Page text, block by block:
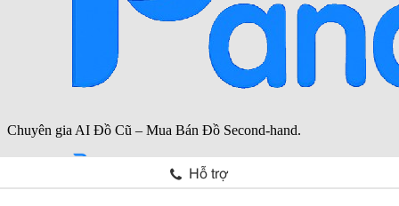
Hỗ trợ